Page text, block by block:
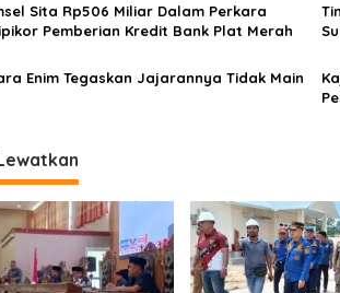
Sita Rp506 Miliar Dalam Perkara
Pemberian Kredit Bank Plat Merah
Enim Tegaskan Jajarannya Tidak Main